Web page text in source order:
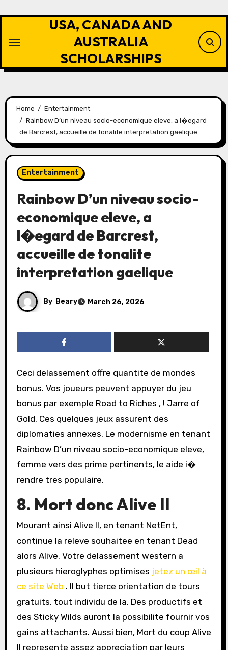
USA, CANADA AND
AUSTRALIA
SCHOLARSHIPS
Home
Entertainment
Rainbow D’un niveau socio-economique eleve, a l�egard
de Barcrest, accueille de tonalite interpretation gaelique
Entertainment
Rainbow D’un niveau socio-
economique eleve, a
l�egard de Barcrest,
accueille de tonalite
interpretation gaelique
By Beary March 26, 2026
Ceci delassement offre quantite de mondes
bonus. Vos joueurs peuvent appuyer du jeu
bonus par exemple Road to Riches , ! Jarre of
Gold. Ces quelques jeux assurent des
diplomaties annexes. Le modernisme en tenant
Rainbow D’un niveau socio-economique eleve,
femme vers des prime pertinents, le aide i�
rendre tres populaire.
8. Mort donc Alive II
Mourant ainsi Alive II, en tenant NetEnt,
continue la releve souhaitee en tenant Dead
alors Alive. Votre delassement western a
plusieurs hieroglyphes optimises jetez un œil à
ce site Web . Il but tierce orientation de tours
gratuits, tout individu de la. Des productifs et
des Sticky Wilds auront la possibilite fournir vos
gains attachants. Aussi bien, Mort du coup Alive
II represente assez appreciation par leurs